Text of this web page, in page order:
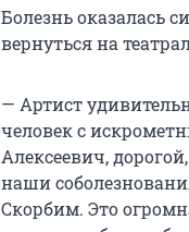
Болезнь оказалась
вернуться на
— Артист
человек с
Алексеевич,
наши
Скорбим. Это